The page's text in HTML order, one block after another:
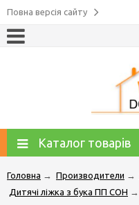
Повна версія сайту
Каталог товарів
Головна → Производители →
Дитячі ліжка з бука ПП СОН →